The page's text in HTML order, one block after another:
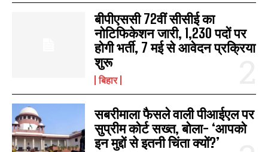
बीपीएससी 72वीं सीसीई का
नोटिफिकेशन जारी, 1,230 पदों पर
होगी भर्ती, 7 मई से आवेदन प्रक्रिया
शुरू
बिहार
सबरीमाला फैसले वाली पीआईएल पर
सुप्रीम कोर्ट सख्त, बोला- ‘आपको
इन मुद्दों से इतनी चिंता क्यों?’